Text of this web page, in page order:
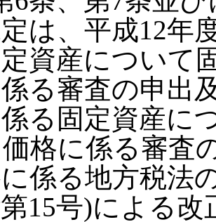
は、平成12年
資産について
る審査の申出
る固定資産に
格に係る審査
係る地方税法
15号)による改